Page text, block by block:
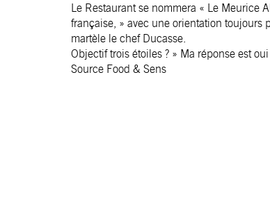
Le Restaurant se nommera « Le Meurice
française, » avec une orientation
martèle le chef Ducasse.
Objectif trois étoiles ? » Ma réponse est
Source Food & Sens